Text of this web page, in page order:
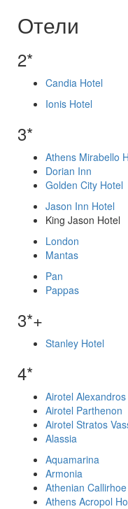
Отели
2*
Candia Hotel
Ionis Hotel
3*
Athens Mirabello
Dorian Inn
Golden City Hotel
Jason Inn Hotel
King Jason Hotel
London
Mantas
Pan
Pappas
3*+
Stanley Hotel
4*
Airotel Alexandros
Airotel Parthenon
Airotel Stratos
Alassia
Aquamarina
Armonia
Athenian
Athens Acropol